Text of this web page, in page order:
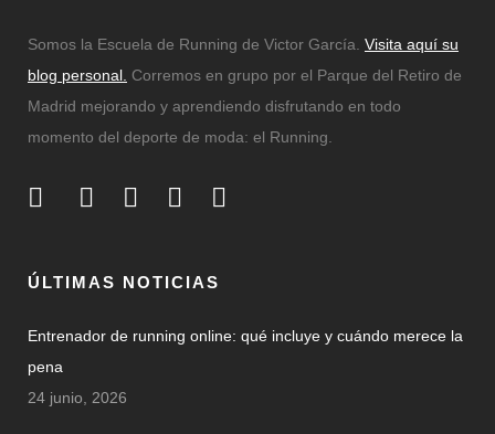
Somos la Escuela de Running de Victor García. Visita aquí su
blog personal. Corremos en grupo por el Parque del Retiro de
Madrid mejorando y aprendiendo disfrutando en todo
momento del deporte de moda: el Running.
ÚLTIMAS NOTICIAS
Entrenador de running online: qué incluye y cuándo merece la
pena
24 junio, 2026